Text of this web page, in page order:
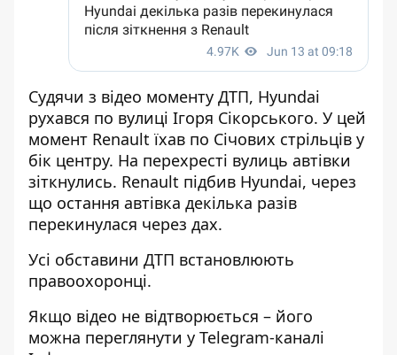
Судячи з відео моменту ДТП, Hyundai
рухався по вулиці Ігоря Сікорського. У цей
момент Renault їхав по Січових стрільців у
бік центру. На перехресті вулиць автівки
зіткнулись. Renault підбив Hyundai, через
що остання автівка декілька разів
перекинулася через дах.
Усі обставини ДТП встановлюють
правоохоронці.
Якщо відео не відтворюється – його
можна переглянути у Telegram-каналі